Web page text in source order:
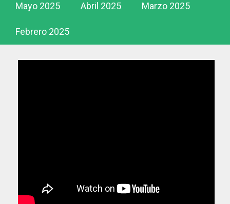
Mayo 2025 Abril 2025 Marzo 2025
Febrero 2025